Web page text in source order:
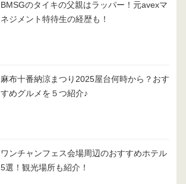
BMSGのタイキの父親はラッパー！元avexマ
ネジメント特待生の経歴も！
麻布十番納涼まつり2025屋台何時から？おす
すめグルメを５つ紹介♪
ワンチャンフェス会場周辺のおすすめホテル
5選！観光場所も紹介！